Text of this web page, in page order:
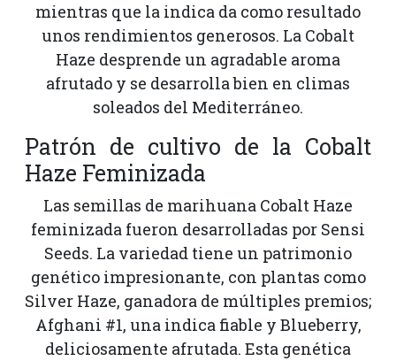
mientras que la indica da como resultado
unos rendimientos generosos. La Cobalt
Haze desprende un agradable aroma
afrutado y se desarrolla bien en climas
soleados del Mediterráneo.
Patrón de cultivo de la Cobalt
Haze Feminizada
Las semillas de marihuana Cobalt Haze
feminizada fueron desarrolladas por Sensi
Seeds. La variedad tiene un patrimonio
genético impresionante, con plantas como
Silver Haze, ganadora de múltiples premios;
Afghani #1, una indica fiable y Blueberry,
deliciosamente afrutada. Esta genética